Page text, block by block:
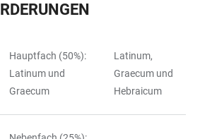
Hauptfach (50%):
Latinum und
Graecum
Latinum,
Graecum und
Hebraicum